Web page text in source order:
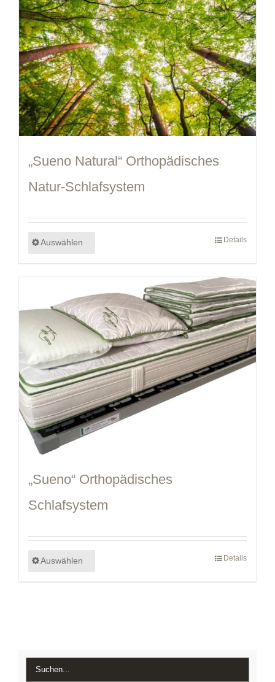
„Sueno Natural“ Orthopädisches
Natur-Schlafsystem
Auswählen Details
„Sueno“ Orthopädisches
Schlafsystem
Auswählen Details